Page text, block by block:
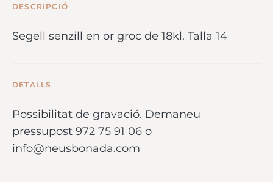
DESCRIPCIÓ
Segell senzill en or groc de 18kl. Talla 14
DETALLS
Possibilitat de gravació. Demaneu
pressupost 972 75 91 06 o
info@neusbonada.com